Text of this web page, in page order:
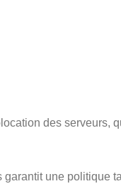
des serveurs,
une politique